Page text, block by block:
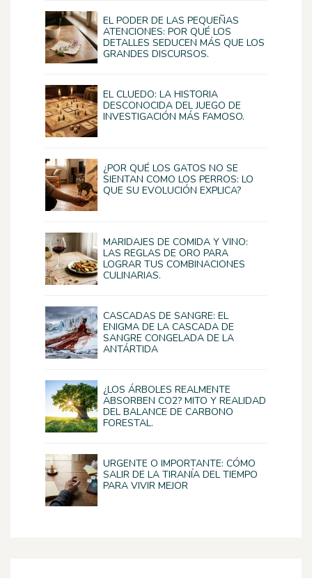
EL PODER DE LAS PEQUEÑAS
ATENCIONES: POR QUÉ LOS
DETALLES SEDUCEN MÁS QUE LOS
GRANDES DISCURSOS.
EL CLUEDO: LA HISTORIA
DESCONOCIDA DEL JUEGO DE
INVESTIGACIÓN MÁS FAMOSO.
¿POR QUÉ LOS GATOS NO SE
SIENTAN COMO LOS PERROS: LO
QUE SU EVOLUCIÓN EXPLICA?
MARIDAJES DE COMIDA Y VINO:
LAS REGLAS DE ORO PARA
LOGRAR TUS COMBINACIONES
CULINARIAS.
CASCADAS DE SANGRE: EL
ENIGMA DE LA CASCADA DE
SANGRE CONGELADA DE LA
ANTÁRTIDA
¿LOS ÁRBOLES REALMENTE
ABSORBEN CO2? MITO Y REALIDAD
DEL BALANCE DE CARBONO
FORESTAL.
URGENTE O IMPORTANTE: CÓMO
SALIR DE LA TIRANÍA DEL TIEMPO
PARA VIVIR MEJOR